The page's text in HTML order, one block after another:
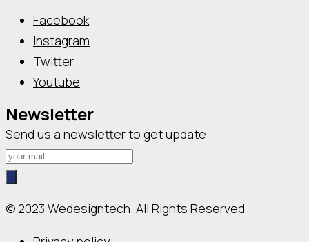
Facebook
Instagram
Twitter
Youtube
Newsletter
Send us a newsletter to get update
© 2023 Wedesigntech. All Rights Reserved